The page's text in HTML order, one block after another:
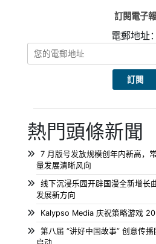
訂閱電子報
電郵地址：
熱門頭條新聞
7 月版号发放规模创年内新高，
量发展清晰风向
线下沉浸乐园开辟国漫全新增长
发展新方向
Kalypso Media 庆祝策略游戏
第八届 “讲好中国故事” 创意传